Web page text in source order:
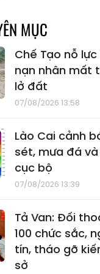
MỤC
Chế Tạo nỗ
nạn nhân mất
lở đất
07/08/2026 13:58
Lào Cai cảnh
sét, mưa đá
cục bộ
07/08/2026 13:39
Tả Van: Đối
100 chức sắc,
tín, tháo gỡ
sở